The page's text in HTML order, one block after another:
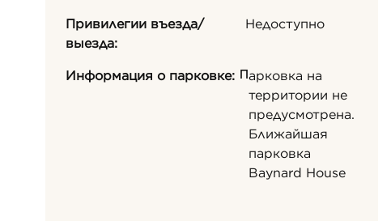
Привилегии въезда/
выезда:
Недоступно
Информация о парковке: Парковка на
территории не
предусмотрена.
Ближайшая
парковка
Baynard House